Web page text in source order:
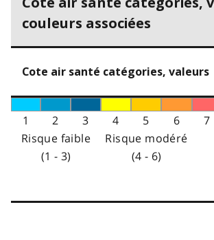
couleurs associées
Cote air santé catégories, valeurs
1 2 3 4 5 6 7
Risque faible
(1 - 3)
Risque modéré
(4 - 6)